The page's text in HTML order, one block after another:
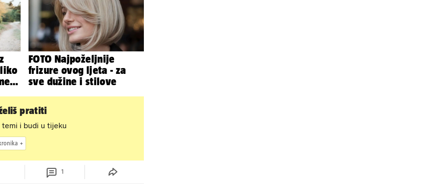
FOTO Najpoželjnije
frizure ovog ljeta - za
sve dužine i stilove
pratiti
i budi u tijeku
1